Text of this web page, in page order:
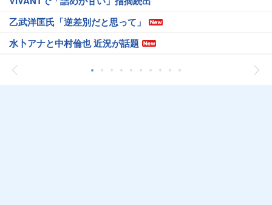
乙武洋匡氏「逆差別だと思って」
水卜アナと中村倫也 近況が話題